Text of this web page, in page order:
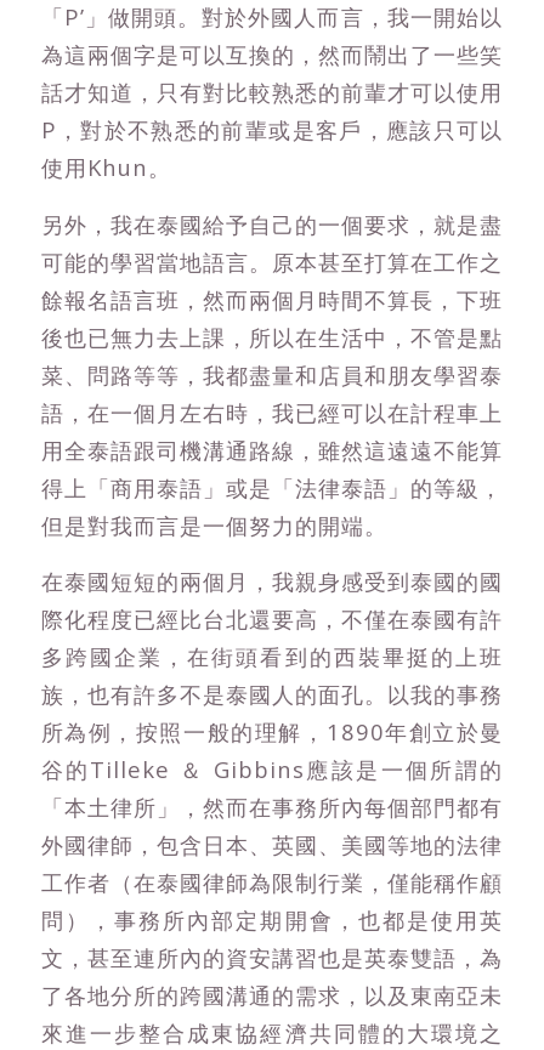
「P’」做開頭。對於外國人而言，我一開始以
為這兩個字是可以互換的，然而鬧出了一些笑
話才知道，只有對比較熟悉的前輩才可以使用
P，對於不熟悉的前輩或是客戶，應該只可以
使用Khun。
另外，我在泰國給予自己的一個要求，就是盡
可能的學習當地語言。原本甚至打算在工作之
餘報名語言班，然而兩個月時間不算長，下班
後也已無力去上課，所以在生活中，不管是點
菜、問路等等，我都盡量和店員和朋友學習泰
語，在一個月左右時，我已經可以在計程車上
用全泰語跟司機溝通路線，雖然這遠遠不能算
得上「商用泰語」或是「法律泰語」的等級，
但是對我而言是一個努力的開端。
在泰國短短的兩個月，我親身感受到泰國的國
際化程度已經比台北還要高，不僅在泰國有許
多跨國企業，在街頭看到的西裝畢挺的上班
族，也有許多不是泰國人的面孔。以我的事務
所為例，按照一般的理解，1890年創立於曼
谷的Tilleke ＆ Gibbins應該是一個所謂的
「本土律所」，然而在事務所內每個部門都有
外國律師，包含日本、英國、美國等地的法律
工作者（在泰國律師為限制行業，僅能稱作顧
問），事務所內部定期開會，也都是使用英
文，甚至連所內的資安講習也是英泰雙語，為
了各地分所的跨國溝通的需求，以及東南亞未
來進一步整合成東協經濟共同體的大環境之